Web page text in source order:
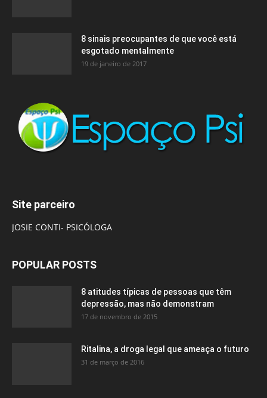
8 sinais preocupantes de que você está
esgotado mentalmente
19 de janeiro de 2017
Site parceiro
JOSIE CONTI- PSICÓLOGA
POPULAR POSTS
8 atitudes típicas de pessoas que têm
depressão, mas não demonstram
17 de novembro de 2015
Ritalina, a droga legal que ameaça o futuro
31 de março de 2016